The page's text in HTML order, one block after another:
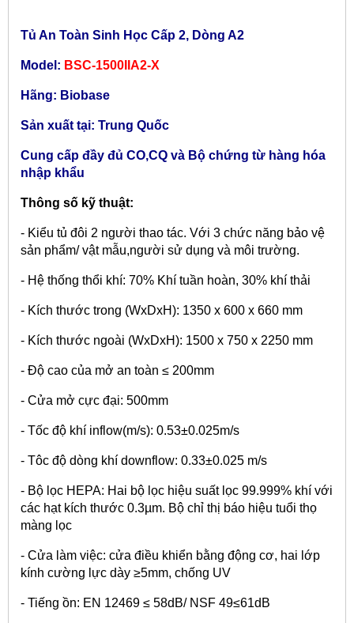
Tủ An Toàn Sinh Học Cấp 2, Dòng A2
Model: BSC-1500IIA2-X
Hãng: Biobase
Sản xuất tại: Trung Quốc
Cung cấp đầy đủ CO,CQ và Bộ chứng từ hàng hóa
nhập khẩu
Thông số kỹ thuật:
- Kiểu tủ đôi 2 người thao tác. Với 3 chức năng bảo vệ
sản phẩm/ vật mẫu,người sử dụng và môi trường.
- Hệ thống thổi khí: 70% Khí tuần hoàn, 30% khí thải
- Kích thước trong (WxDxH): 1350 x 600 x 660 mm
- Kích thước ngoài (WxDxH): 1500 x 750 x 2250 mm
- Độ cao của mở an toàn ≤ 200mm
- Cửa mở cực đại: 500mm
- Tốc độ khí inflow(m/s): 0.53±0.025m/s
- Tôc độ dòng khí downflow: 0.33±0.025 m/s
- Bộ lọc HEPA: Hai bộ lọc hiệu suất lọc 99.999% khí với
các hạt kích thước 0.3µm. Bộ chỉ thị báo hiệu tuổi thọ
màng lọc
- Cửa làm việc: cửa điều khiển bằng động cơ, hai lớp
kính cường lực dày ≥5mm, chống UV
- Tiếng ồn: EN 12469 ≤ 58dB/ NSF 49≤61dB